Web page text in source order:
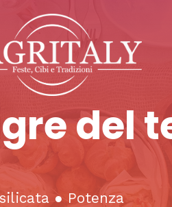
del
● Potenza